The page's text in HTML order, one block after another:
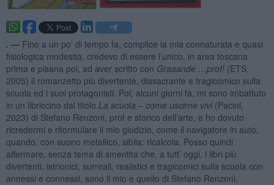
. — Fino a un po’ di tempo fa, complice la mia connaturata e quasi
fisiologica modestia, credevo di essere l’unico, in area toscana
prima e pisana poi, ad aver scritto con Graaande …prof! (ETS,
2005) il romanzetto più divertente, dissacrante e tragicomico sulla
scuola ed i suoi protagonisti. Poi, alcuni giorni fa, mi sono imbattuto
in un libriccino dal titolo La scuola – come uscirne vivi(Pacini,
2023) di Stefano Renzoni, prof e storico dell’arte, e ho dovuto
ricredermi e riformulare il mio giudizio, come il navigatore in auto,
quando, con suono metallico, sibila: ricalcola. Posso quindi
affermare, senza tema di smentita che, a tutt’ oggi, i libri più
divertenti, istrionici, surreali, realistici e tragicomici sulla scuola con
annessi e connessi, sono il mio e quello di Stefano Renzoni.